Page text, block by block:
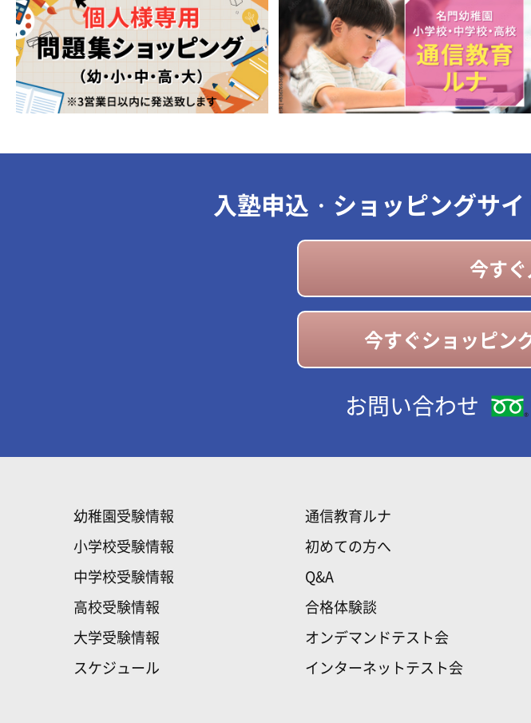
入塾申込・ショッピングサ
今す
今すぐショッピン
お問い合わせ
幼稚園受験情報
小学校受験情報
中学校受験情報
高校受験情報
大学受験情報
スケジュール
通信教育ルナ
初めての方へ
Q&A
合格体験談
オンデマンドテスト会
インターネットテスト会